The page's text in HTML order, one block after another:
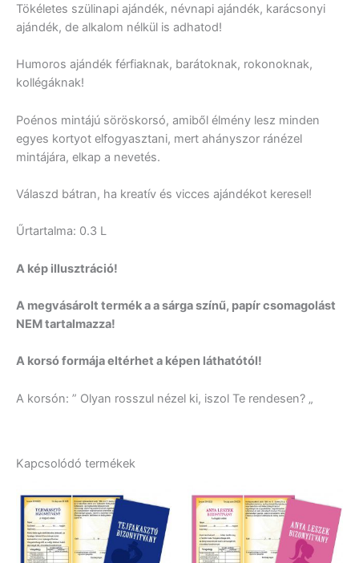
Tökéletes szülinapi ajándék, névnapi ajándék, karácsonyi
ajándék, de alkalom nélkül is adhatod!
Humoros ajándék férfiaknak, barátoknak, rokonoknak,
kollégáknak!
Poénos mintájú söröskorsó, amiből élmény lesz minden
egyes kortyot elfogyasztani, mert ahányszor ránézel
mintájára, elkap a nevetés.
Válaszd bátran, ha kreatív és vicces ajándékot keresel!
Űrtartalma: 0.3 L
A kép illusztráció!
A megvásárolt termék a a sárga színű, papír csomagolást
NEM tartalmazza!
A korsó formája eltérhet a képen láthatótól!
A korsón: ” Olyan rosszul nézel ki, iszol Te rendesen? „
Kapcsolódó termékek